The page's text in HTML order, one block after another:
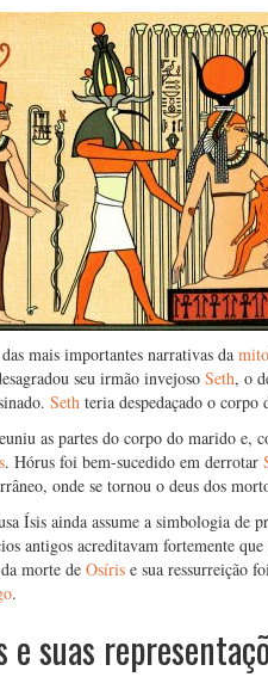
mais importantes narrativas da
seu irmão invejoso Seth, o
Seth teria despedaçado o corpo
as partes do corpo do marido e,
. Hórus foi bem-sucedido em derrotar
onde se tornou o deus dos
Ísis ainda assume a simbologia de
antigos acreditavam fortemente
morte de Osíris e sua ressurreição
.
e suas